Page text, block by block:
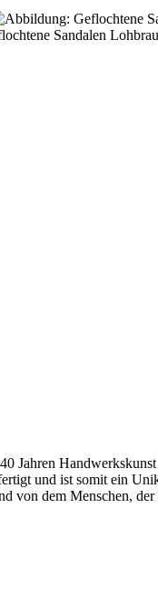
Jahren
und ist somit ein
von dem Menschen,